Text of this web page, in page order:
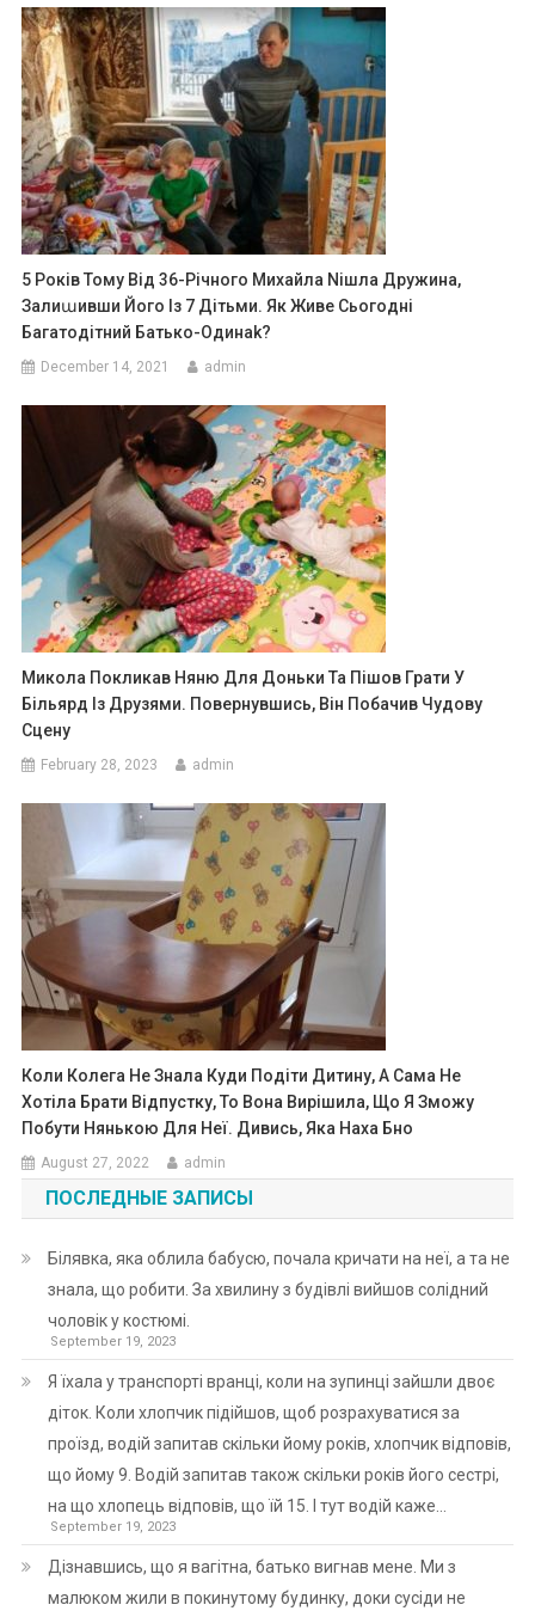
5 Років Тому Від 36-Річного Михайла Nішла Дружина,
Залиաивши Його Із 7 Дітьми. Як Живе Сьогодні
Багатодітний Батько-Одинаk?
December 14, 2021 admin
Микола Покликав Няню Для Доньки Та Пішов Грати У
Більярд Із Друзями. Повернувшись, Він Побачив Чудову
Сцену
February 28, 2023 admin
Коли Колега Не Знала Куди Подіти Дитину, А Сама Не
Хотіла Брати Відпустку, То Вона Вирішила, Що Я Зможу
Побути Нянькою Для Неї. Дивись, Яка Наха Бно
August 27, 2022 admin
ПОСЛЕДНЫЕ ЗАПИСЫ
Білявка, яка облила бабусю, почала кричати на неї, а та не
знала, що робити. За хвилину з будівлі вийшов солідний
чоловік у костюмі.
September 19, 2023
Я їхала у транспорті вранці, коли на зупинці зайшли двоє
діток. Коли хлопчик підійшов, щоб розрахуватися за
проїзд, водій запитав скільки йому років, хлопчик відповів,
що йому 9. Водій запитав також скільки років його сестрі,
на що хлопець відповів, що їй 15. І тут водій каже…
September 19, 2023
Дізнавшись, що я вагітна, батько вигнав мене. Ми з
малюком жили в покинутому будинку, доки сусіди не